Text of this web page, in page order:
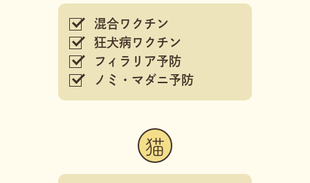
混合ワクチン
狂犬病ワクチン
フィラリア予防
ノミ・マダニ予防
猫